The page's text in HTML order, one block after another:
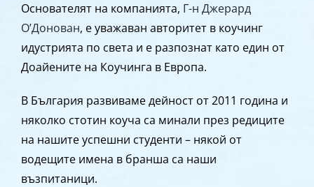
Основателят на компанията, Г-н Джерард
О’Донован, е уважаван авторитет в коучинг
идустрията по света и е разпознат като един от
Доайените на Коучинга в Европа.
В България развиваме дейност от 2011 година и
няколко стотин коуча са минали през редиците
на нашите успешни студенти – някой от
водещите имена в бранша са наши
възпитаници.